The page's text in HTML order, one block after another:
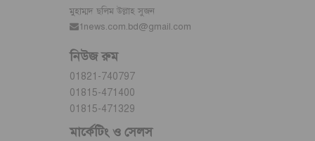
মুহাম্মদ ছলিম উল্লাহ সুজন
1news.com.bd@gmail.com
নিউজ রুম
01821-740797
01815-471400
01815-471329
মার্কেটিং ও সেলস